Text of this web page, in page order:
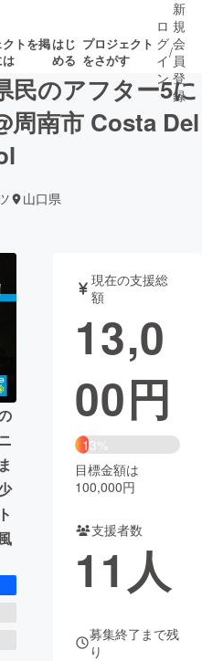
トを掲はじ
める
プロジェクト
をさがす
ット
書籍・雑誌
チャレンジ
化
CAMPFIRE Creation
machi-ya コミュニティ
ロ
グ
イ
ン
/
新
規
会
員
登
録
民のアフター5に
周南市 Costa Del
山口県
現在の支援総
額
13,0
00円
13%
目標金額は
100,000円
支援者数
11 人
募集終了まで残
り